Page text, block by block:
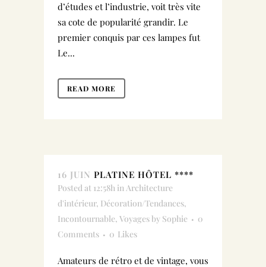
d’études et l’industrie, voit très vite
sa cote de popularité grandir. Le
premier conquis par ces lampes fut
Le...
READ MORE
16 JUIN PLATINE HÔTEL ****
Posted at 12:58h inArchitecture
d'intérieur, Décoration/Tendances,
Incontournable, Voyagesby Sophie
0
Comments
0 Likes
Amateurs de rétro et de vintage, vous